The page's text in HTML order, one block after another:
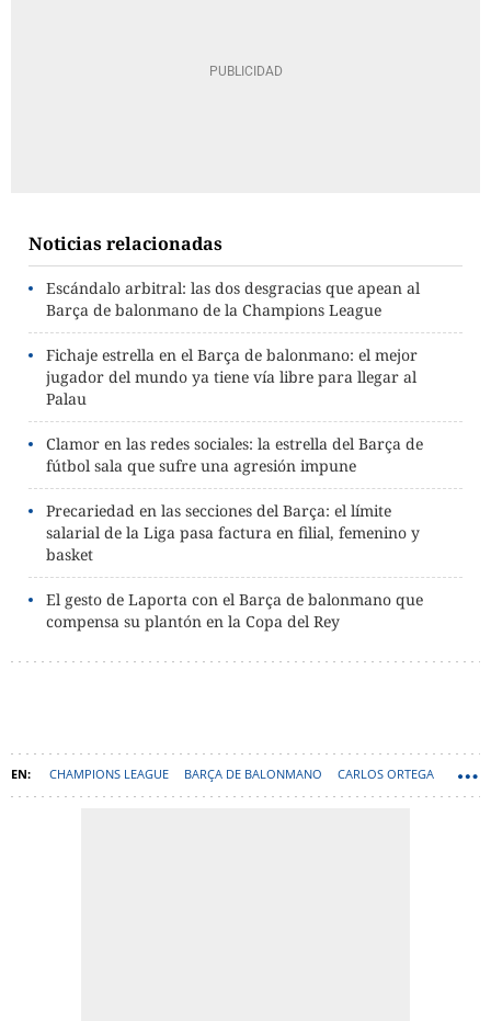
Noticias relacionadas
Escándalo arbitral: las dos desgracias que apean al
Barça de balonmano de la Champions League
Fichaje estrella en el Barça de balonmano: el mejor
jugador del mundo ya tiene vía libre para llegar al
Palau
Clamor en las redes sociales: la estrella del Barça de
fútbol sala que sufre una agresión impune
Precariedad en las secciones del Barça: el límite
salarial de la Liga pasa factura en filial, femenino y
basket
El gesto de Laporta con el Barça de balonmano que
compensa su plantón en la Copa del Rey
CHAMPIONS LEAGUE BARÇA DE BALONMANO CARLOS ORTEGA